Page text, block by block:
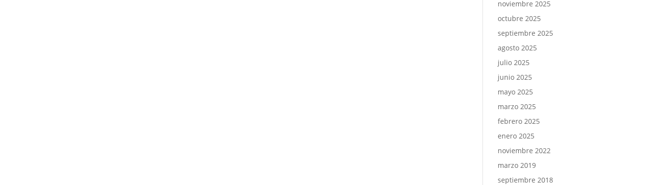
noviembre 2025
octubre 2025
septiembre 2025
agosto 2025
julio 2025
junio 2025
mayo 2025
marzo 2025
febrero 2025
enero 2025
noviembre 2022
marzo 2019
septiembre 2018